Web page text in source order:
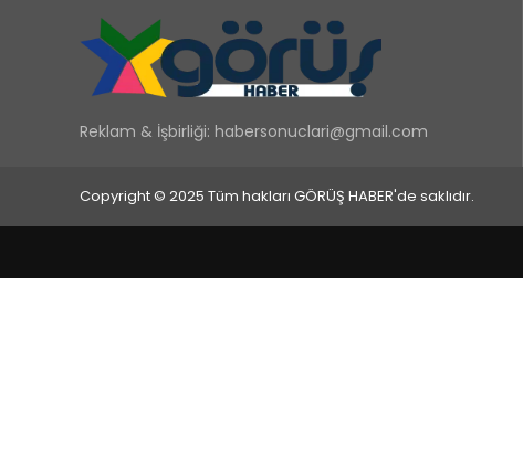
Reklam & İşbirliği: habersonuclari@gmail.com
Copyright © 2025 Tüm hakları GÖRÜŞ HABER'de saklıdır.